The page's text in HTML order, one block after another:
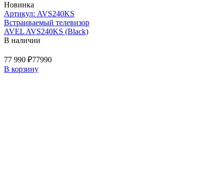
Новинка
Артикул: AVS240KS
Встраиваемый телевизор
AVEL AVS240KS (Black)
В наличии
77 990 ₽77990
В корзину